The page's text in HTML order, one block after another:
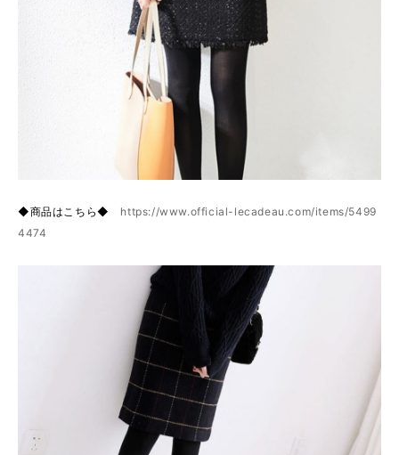
◆商品はこちら◆ https://www.official-lecadeau.com/items/5499
4474